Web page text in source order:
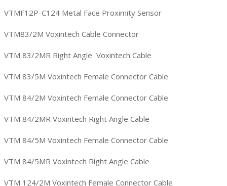
VTMF12P-C124 Metal Face Proximity Sensor
VTM83/2M Voxintech Cable Connector
VTM 83/2MR Right Angle Voxintech Cable
VTM 83/5M Voxintech Female Connector Cable
VTM 84/2M Voxintech Female Connector Cable
VTM 84/2MR Voxintech Right Angle Cable
VTM 84/5M Voxintech Female Connector Cable
VTM 84/5MR Voxintech Right Angle Cable
VTM 124/2M Voxintech Female Connector Cable